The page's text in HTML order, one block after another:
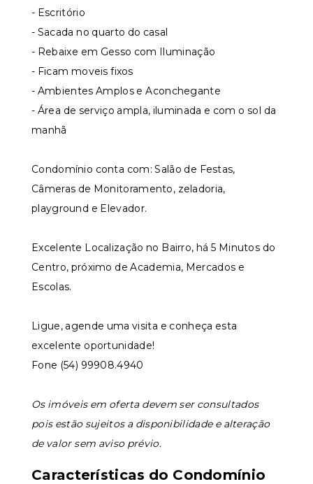
- Escritório
- Sacada no quarto do casal
- Rebaixe em Gesso com Iluminação
- Ficam moveis fixos
- Ambientes Amplos e Aconchegante
- Área de serviço ampla, iluminada e com o sol da
manhã
Condomínio conta com: Salão de Festas,
Câmeras de Monitoramento, zeladoria,
playground e Elevador.
Excelente Localização no Bairro, há 5 Minutos do
Centro, próximo de Academia, Mercados e
Escolas.
Ligue, agende uma visita e conheça esta
excelente oportunidade!
Fone (54) 99908.4940
Os imóveis em oferta devem ser consultados
pois estão sujeitos a disponibilidade e alteração
de valor sem aviso prévio.
Características do Condomínio